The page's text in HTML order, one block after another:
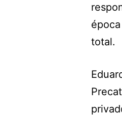
total.